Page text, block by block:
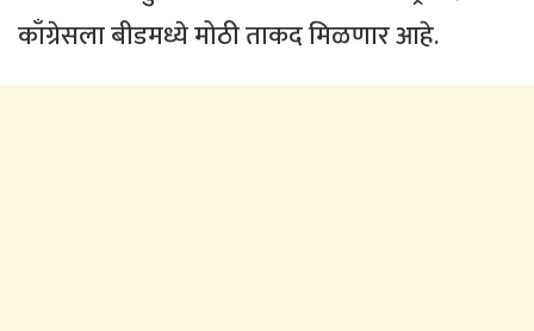
काँग्रेसला बीडमध्ये मोठी ताकद मिळणार आहे.